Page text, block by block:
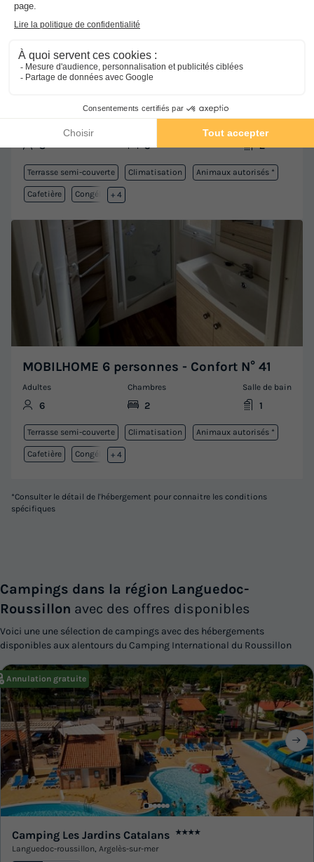
8 3 2
Terrasse semi-couverte Climatisation Animaux autorisés *
Cafetière Congélateur
+ 4
MOBILHOME 6 personnes - Confort N° 41
Adultes
6
Chambres
2
Salle de bain
1
Terrasse semi-couverte Climatisation Animaux autorisés *
Cafetière Congélateur
+ 4
*Consulter le détail de l'hébergement pour connaitre les conditions
spécifiques
Campings dans la région Languedoc-
Roussillon avec des offres disponibles
Voici une une sélection de campings avec des hébergements
disponibles aux alentours du Camping International du Roussillon
Annulation gratuite
Camping Les Jardins Catalans ★★★★
Languedoc-roussillon, Argelès-sur-mer